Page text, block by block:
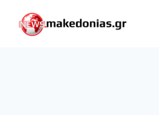
content